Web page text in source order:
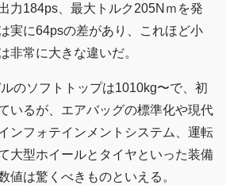
力184ps、最大トルク205Nｍを発
実に64psの差があり、これほど小
非常に大きな違いだ。
のソフトトップは1010kg〜で、初
いるが、エアバッグの標準化や現代
ンフォテインメントシステム、運転
大型ホイールとタイヤといった装備
値は驚くべきものといえる。